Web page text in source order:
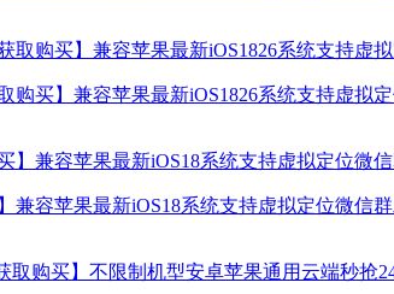
购买】兼容苹果最新iOS1826系统支持虚
兼容苹果最新iOS18系统支持虚拟定位微信